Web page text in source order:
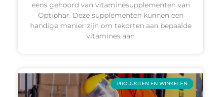
eens gehoord van vitaminesupplementen van
Optiphar. Deze supplementen kunnen een
handige manier zijn om tekorten aan bepaalde
vitamines aan
PRODUCTEN EN WINKELEN